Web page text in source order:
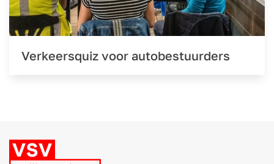
Verkeersquiz voor autobestuurders